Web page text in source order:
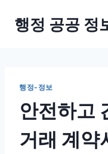
행정 공공 정
행정-정보
안전하고
거래 계약